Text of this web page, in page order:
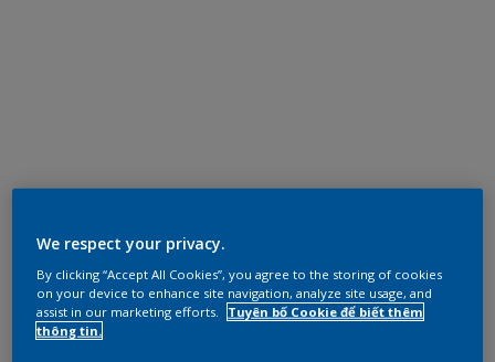
We respect your privacy.
By clicking “Accept All Cookies”, you agree to the storing of cookies
on your device to enhance site navigation, analyze site usage, and
assist in our marketing efforts.
Tuyên bố Cookie để biết thêm
thông tin.